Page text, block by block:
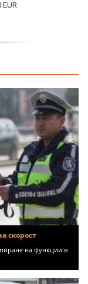
скорост
на функции в